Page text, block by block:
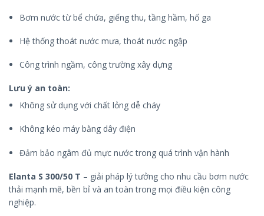
Bơm nước từ bể chứa, giếng thu, tầng hầm, hố ga
Hệ thống thoát nước mưa, thoát nước ngập
Công trình ngầm, công trường xây dựng
Lưu ý an toàn:
Không sử dụng với chất lỏng dễ cháy
Không kéo máy bằng dây điện
Đảm bảo ngâm đủ mực nước trong quá trình vận hành
Elanta S 300/50 T – giải pháp lý tưởng cho nhu cầu bơm nước
thải mạnh mẽ, bền bỉ và an toàn trong mọi điều kiện công
nghiệp.